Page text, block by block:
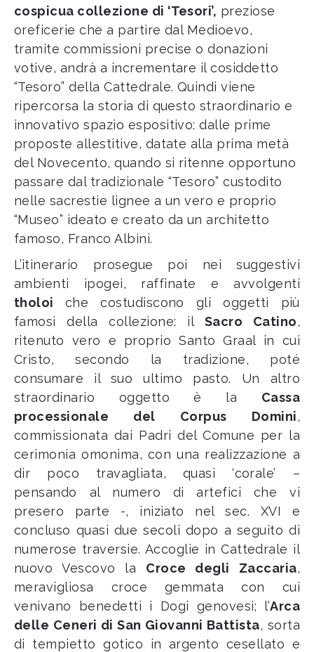
cospicua collezione di ‘Tesori’, preziose
oreficerie che a partire dal Medioevo,
tramite commissioni precise o donazioni
votive, andrà a incrementare il cosiddetto
“Tesoro” della Cattedrale. Quindi viene
ripercorsa la storia di questo straordinario e
innovativo spazio espositivo: dalle prime
proposte allestitive, datate alla prima metà
del Novecento, quando si ritenne opportuno
passare dal tradizionale “Tesoro” custodito
nelle sacrestie lignee a un vero e proprio
“Museo” ideato e creato da un architetto
famoso, Franco Albini.
L’itinerario prosegue poi nei suggestivi
ambienti ipogei, raffinate e avvolgenti
tholoi che costudiscono gli oggetti più
famosi della collezione: il Sacro Catino,
ritenuto vero e proprio Santo Graal in cui
Cristo, secondo la tradizione, poté
consumare il suo ultimo pasto. Un altro
straordinario oggetto è la Cassa
processionale del Corpus Domini,
commissionata dai Padri del Comune per la
cerimonia omonima, con una realizzazione a
dir poco travagliata, quasi ‘corale’ –
pensando al numero di artefici che vi
presero parte -, iniziato nel sec. XVI e
concluso quasi due secoli dopo a seguito di
numerose traversie. Accoglie in Cattedrale il
nuovo Vescovo la Croce degli Zaccaria,
meravigliosa croce gemmata con cui
venivano benedetti i Dogi genovesi; l’Arca
delle Ceneri di San Giovanni Battista, sorta
di tempietto gotico in argento cesellato e